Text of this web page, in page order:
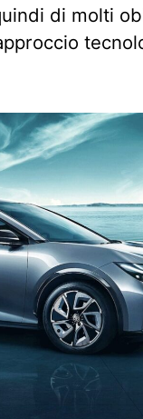
di molti